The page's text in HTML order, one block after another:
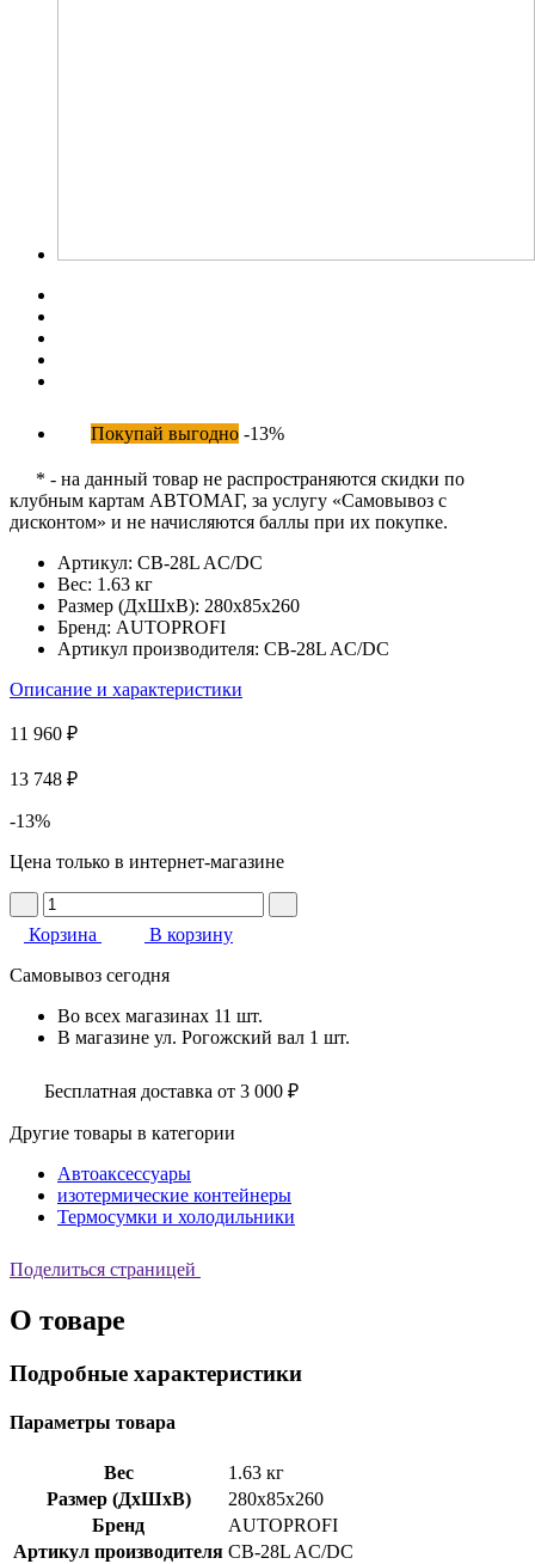
Покупай выгодно -13%
* - на данный товар не распространяются скидки по
клубным картам АВТОМАГ, за услугу «Самовывоз с
дисконтом» и не начисляются баллы при их покупке.
Артикул: CB-28L AC/DC
Вес: 1.63 кг
Размер (ДхШхВ): 280x85x260
Бренд: AUTOPROFI
Артикул производителя: CB-28L AC/DC
Описание и характеристики
11 960 ₽
13 748 ₽
-13%
Цена только в интернет-магазине
Корзина
В корзину
Самовывоз сегодня
Во всех магазинах 11 шт.
В магазине ул. Рогожский вал 1 шт.
Бесплатная доставка от 3 000 ₽
Другие товары в категории
Автоаксессуары
изотермические контейнеры
Термосумки и холодильники
Поделиться страницей
О товаре
Подробные характеристики
Параметры товара
Вес
1.63 кг
Размер (ДхШхВ)
280x85x260
Бренд
AUTOPROFI
Артикул производителя CB-28L AC/DC